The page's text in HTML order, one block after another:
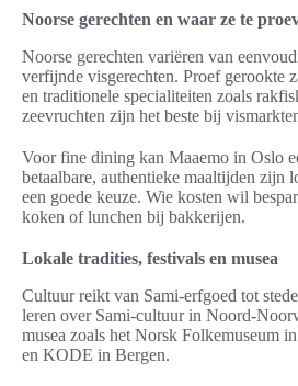
Noorse gerechten en waar ze te
Noorse gerechten variëren van
verfijnde visgerechten. Proef gerookte
en traditionele specialiteiten zoals
zeevruchten zijn het beste bij
Voor fine dining kan Maaemo in Oslo
betaalbare, authentieke maaltijden zijn
een goede keuze. Wie kosten wil
koken of lunchen bij bakkerijen.
Lokale tradities, festivals en musea
Cultuur reikt van Sami-erfgoed tot
leren over Sami-cultuur in Noord-
musea zoals het Norsk Folkemuseum
en KODE in Bergen.